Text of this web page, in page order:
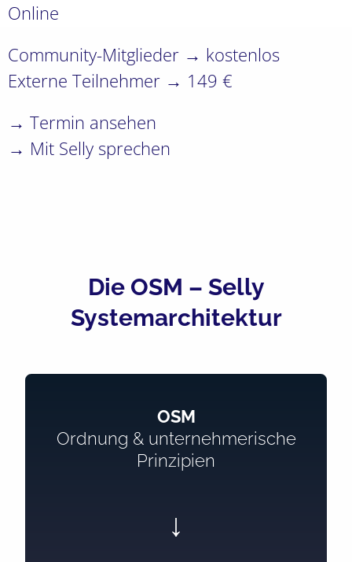
Online
Community-Mitglieder → kostenlos
Externe Teilnehmer → 149 €
→ Termin ansehen
→ Mit Selly sprechen
Die OSM – Selly
Systemarchitektur
OSM
Ordnung & unternehmerische
Prinzipien
↓